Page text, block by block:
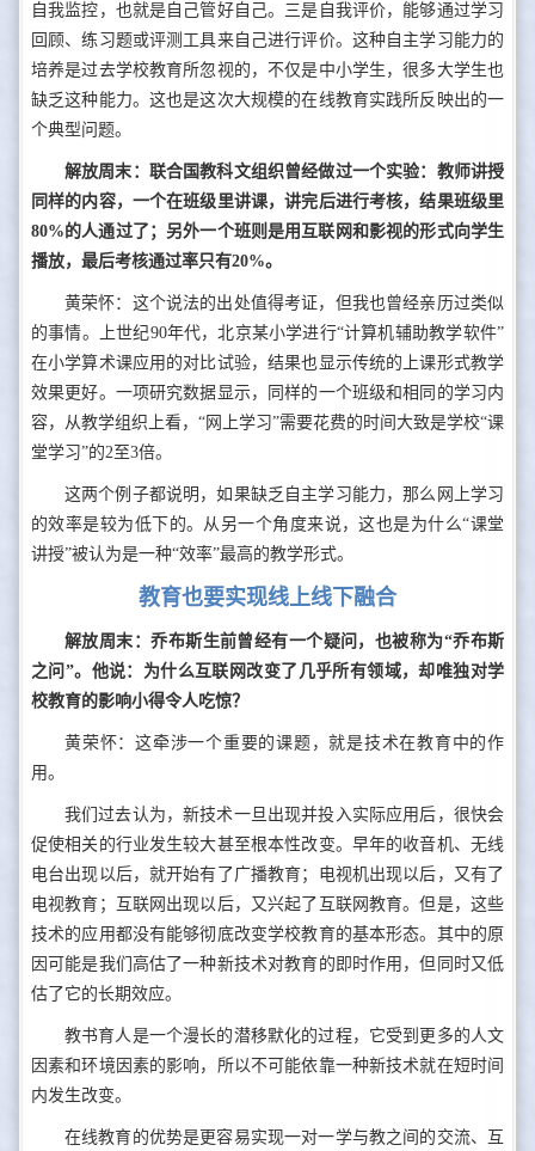
自我监控，也就是自己管好自己。三是自我评价，能够通过学习
回顾、练习题或评测工具来自己进行评价。这种自主学习能力的
培养是过去学校教育所忽视的，不仅是中小学生，很多大学生也
缺乏这种能力。这也是这次大规模的在线教育实践所反映出的一
个典型问题。
解放周末：联合国教科文组织曾经做过一个实验：教师讲授
同样的内容，一个在班级里讲课，讲完后进行考核，结果班级里
80%的人通过了；另外一个班则是用互联网和影视的形式向学生
播放，最后考核通过率只有20%。
黄荣怀：这个说法的出处值得考证，但我也曾经亲历过类似
的事情。上世纪90年代，北京某小学进行“计算机辅助教学软件”
在小学算术课应用的对比试验，结果也显示传统的上课形式教学
效果更好。一项研究数据显示，同样的一个班级和相同的学习内
容，从教学组织上看，“网上学习”需要花费的时间大致是学校“课
堂学习”的2至3倍。
这两个例子都说明，如果缺乏自主学习能力，那么网上学习
的效率是较为低下的。从另一个角度来说，这也是为什么“课堂
讲授”被认为是一种“效率”最高的教学形式。
教育也要实现线上线下融合
解放周末：乔布斯生前曾经有一个疑问，也被称为“乔布斯
之问”。他说：为什么互联网改变了几乎所有领域，却唯独对学
校教育的影响小得令人吃惊？
黄荣怀：这牵涉一个重要的课题，就是技术在教育中的作
用。
我们过去认为，新技术一旦出现并投入实际应用后，很快会
促使相关的行业发生较大甚至根本性改变。早年的收音机、无线
电台出现以后，就开始有了广播教育；电视机出现以后，又有了
电视教育；互联网出现以后，又兴起了互联网教育。但是，这些
技术的应用都没有能够彻底改变学校教育的基本形态。其中的原
因可能是我们高估了一种新技术对教育的即时作用，但同时又低
估了它的长期效应。
教书育人是一个漫长的潜移默化的过程，它受到更多的人文
因素和环境因素的影响，所以不可能依靠一种新技术就在短时间
内发生改变。
在线教育的优势是更容易实现一对一学与教之间的交流、互